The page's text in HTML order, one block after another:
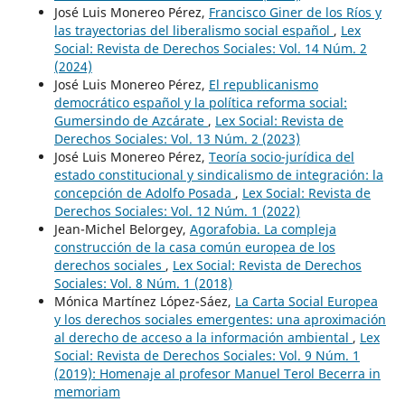
José Luis Monereo Pérez, Francisco Giner de los Ríos y
las trayectorias del liberalismo social español , Lex
Social: Revista de Derechos Sociales: Vol. 14 Núm. 2
(2024)
José Luis Monereo Pérez, El republicanismo
democrático español y la política reforma social:
Gumersindo de Azcárate , Lex Social: Revista de
Derechos Sociales: Vol. 13 Núm. 2 (2023)
José Luis Monereo Pérez, Teoría socio-jurídica del
estado constitucional y sindicalismo de integración: la
concepción de Adolfo Posada , Lex Social: Revista de
Derechos Sociales: Vol. 12 Núm. 1 (2022)
Jean-Michel Belorgey, Agorafobia. La compleja
construcción de la casa común europea de los
derechos sociales , Lex Social: Revista de Derechos
Sociales: Vol. 8 Núm. 1 (2018)
Mónica Martínez López-Sáez, La Carta Social Europea
y los derechos sociales emergentes: una aproximación
al derecho de acceso a la información ambiental , Lex
Social: Revista de Derechos Sociales: Vol. 9 Núm. 1
(2019): Homenaje al profesor Manuel Terol Becerra in
memoriam